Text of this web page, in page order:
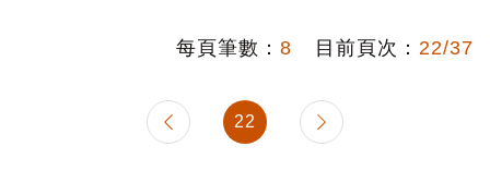
每頁筆數： 8 目前頁次： 22/37
22